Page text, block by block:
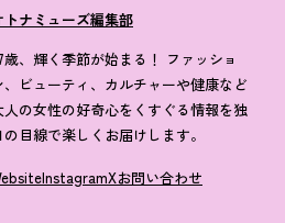
トナミューズ編集部
歳、輝く季節が始まる！ ファッショ
、ビューティ、カルチャーや健康など
人の女性の好奇心をくすぐる情報を独
の目線で楽しくお届けします。
InstagramXお問い合わせ